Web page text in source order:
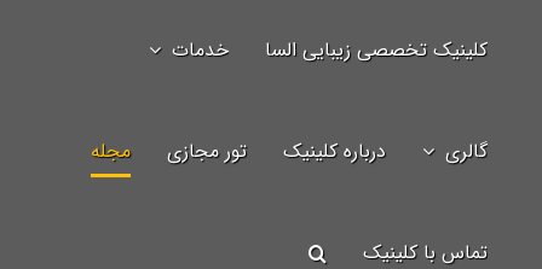
کلینیک تخصصی زیبایی السا خدمات
گالری درباره کلینیک تور مجازی مجله
تماس با کلینیک